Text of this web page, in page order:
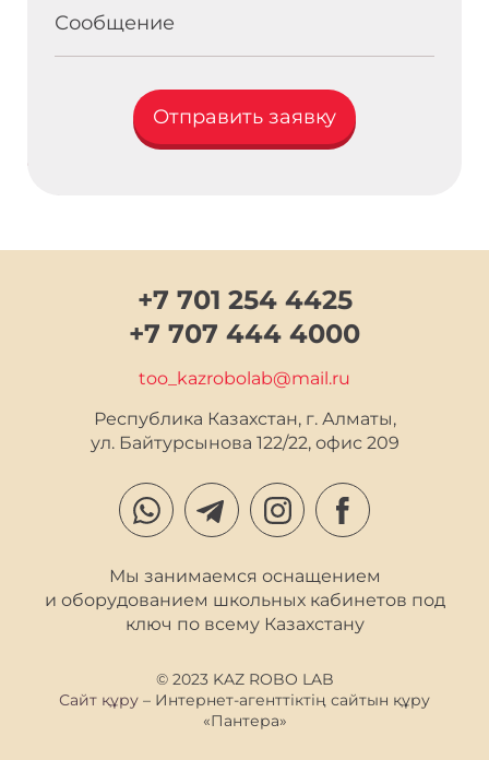
Сообщение
Отправить заявку
+7 701 254 4425
+7 707 444 4000
too_kazrobolab@mail.ru
Республика Казахстан, г. Алматы,
ул. Байтурсынова 122/22, офис 209
Мы занимаемся оснащением
и оборудованием школьных кабинетов под
ключ по всему Казахстану
© 2023 KAZ ROBO LAB
Сайт құру – Интернет-агенттіктің сайтын құру
«Пантера»